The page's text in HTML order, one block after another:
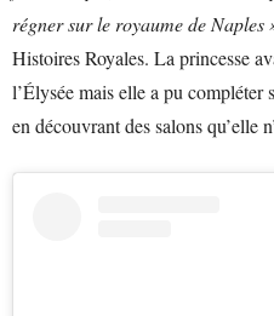
régner sur le royaume de Naples
Histoires Royales. La princesse
l’Élysée mais elle a pu compléter
en découvrant des salons qu’elle